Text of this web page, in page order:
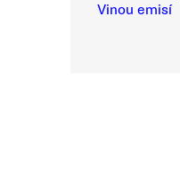
Vinou emisí